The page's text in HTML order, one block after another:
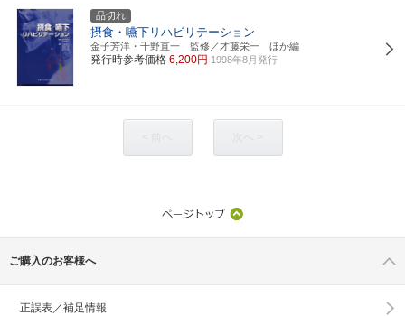
品切れ
摂食・嚥下リハビリテーション
金子芳洋・千野直一 監修／才藤栄一 ほか編
発行時参考価格 6,200円 1998年8月発行
ご購入のお客様へ
正誤表／補足情報